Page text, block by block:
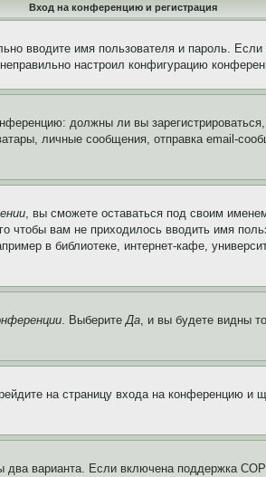
Вход на конференцию и регистрация
вводите имя пользователя и пароль.
настроил конфигурацию
должны ли вы
личные сообщения, отправка email-
, вы сможете оставаться под своим
чтобы вам не приходилось вводить имя
в библиотеке, интернет-кафе,
. ВыберитеДа, и вы будете видны
на страницу входа на конференцию и
варианта. Если включена поддержка